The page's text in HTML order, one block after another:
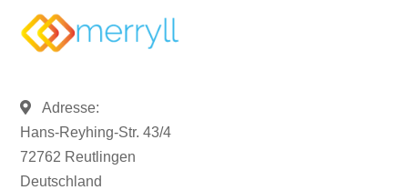
Adresse:
Hans-Reyhing-Str. 43/4
72762 Reutlingen
Deutschland